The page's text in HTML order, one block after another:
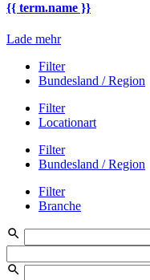
{{ term.name }}
Lade mehr
Filter
Bundesland / Region
Filter
Locationart
Filter
Bundesland / Region
Filter
Branche